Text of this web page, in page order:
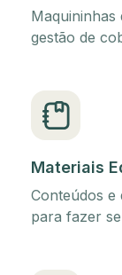
Maquininhas
gestão de
Materiais
Conteúdos e
para fazer